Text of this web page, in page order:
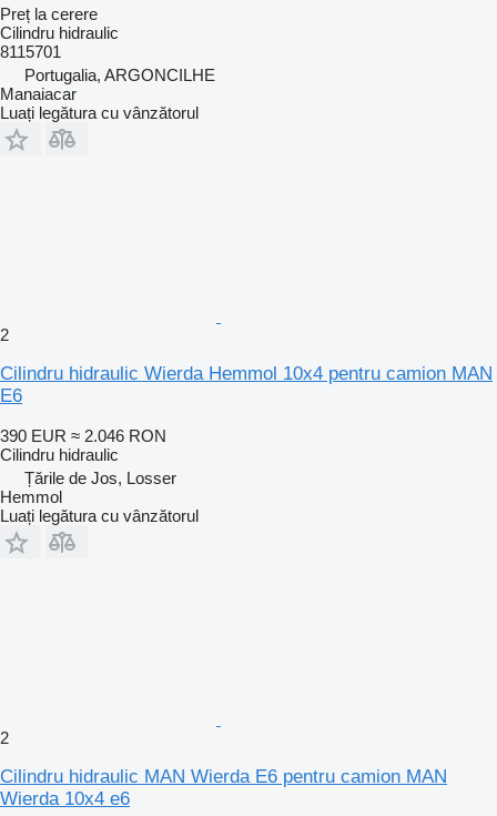
Preț la cerere
Cilindru hidraulic
8115701
Portugalia, ARGONCILHE
Manaiacar
Luați legătura cu vânzătorul
2
Cilindru hidraulic Wierda Hemmol 10x4 pentru camion MAN
E6
390 EUR ≈ 2.046 RON
Cilindru hidraulic
Țările de Jos, Losser
Hemmol
Luați legătura cu vânzătorul
2
Cilindru hidraulic MAN Wierda E6 pentru camion MAN
Wierda 10x4 e6